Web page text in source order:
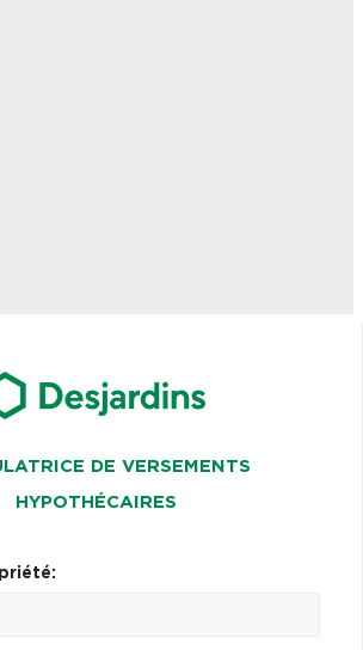
DE VERSEMENTS
HYPOTHÉCAIRES